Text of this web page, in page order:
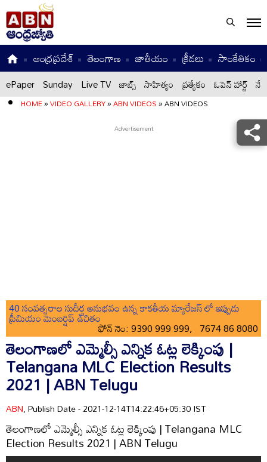
ఆంధ్రప్రదేశ్ తెలంగాణ జాతీయం క్రీడలు సాంకేతికం
ePaper Sunday Live TV జాబ్స్ సాహిత్యం ప్రత్యేకం ఓపెన్ హార్ట్
HOME»VIDEO GALLERY»ABN VIDEOS»ABN VIDEOS
40 సంవత్సరాల సుదీర్ఘ అనుభవం ఉన్న కాకతీయ మ్యారేజస్ లో ఇప్పుడు
ప్రీమియం మెంబర్షిప్ ఉచితం
ఫోన్ నెం: 9390 999 999, 7674 86 8080
తెలంగాణలో ఎమ్మెల్సీ ఎన్నిక ఓట్ల లెక్కింపు |
Telangana MLC Election Results
2021 | ABN Telugu
ABN, Publish Date - 2021-12-14T14:22:46+05:30 IST
తెలంగాణలో ఎమ్మెల్సీ ఎన్నిక ఓట్ల లెక్కింపు | Telangana MLC
Election Results 2021 | ABN Telugu